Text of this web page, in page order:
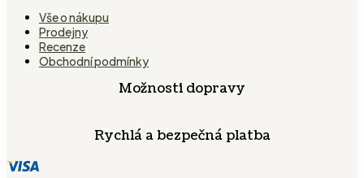
Vše o nákupu
Prodejny
Recenze
Obchodní podmínky
Možnosti dopravy
Rychlá a bezpečná platba